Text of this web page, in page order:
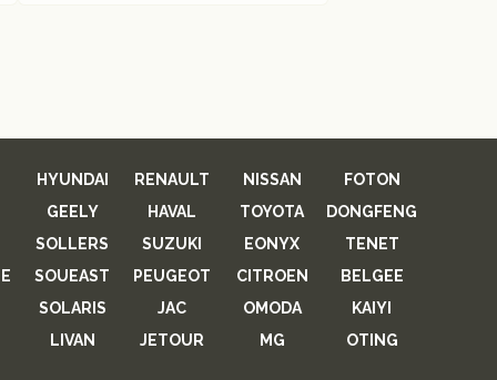
HYUNDAI RENAULT NISSAN
FOTON
GEELY
HAVAL TOYOTA
DONGFENG
SOLLERS
SUZUKI EONYX
TENET
SOUEAST PEUGEOT CITROEN
BELGEE
SOLARIS
JAC OMODA
KAIYI
LIVAN
JETOUR MG OTING